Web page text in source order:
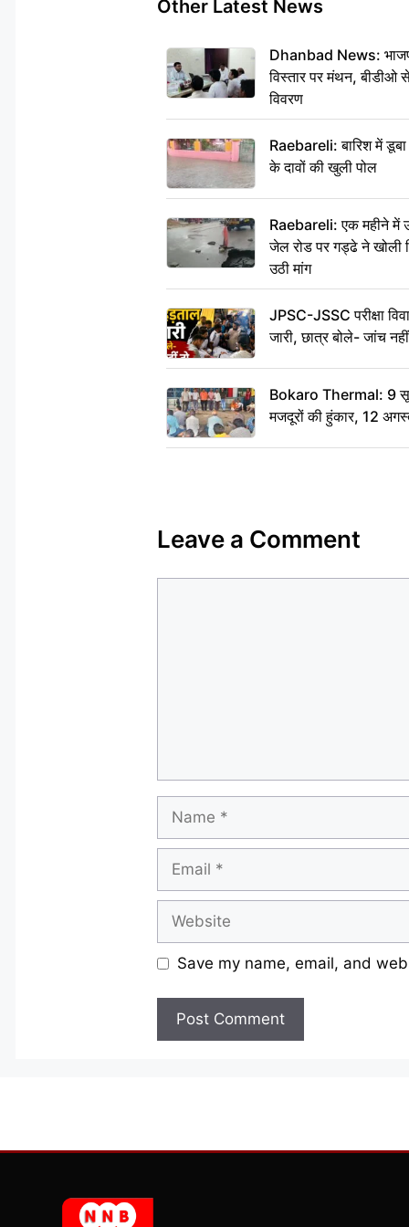
Other Latest News
Dhanbad News:
विस्तार पर मंथन,
विवरण
Raebareli: बारिश में
के दावों की खुली पोल
Raebareli: एक महीने
जेल रोड पर गड्ढे ने खोली
उठी मांग
JPSC-JSSC परीक्षा
जारी, छात्र बोले- जांच
Bokaro Thermal: 9
मजदूरों की हुंकार, 12
Leave a Comment
Save my name, email, and